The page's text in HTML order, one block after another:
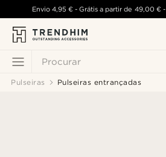
Procurar
Envio 4,95 €- Grátis a partir de 49,00 €-
Pulseiras Pulseiras entrançadas